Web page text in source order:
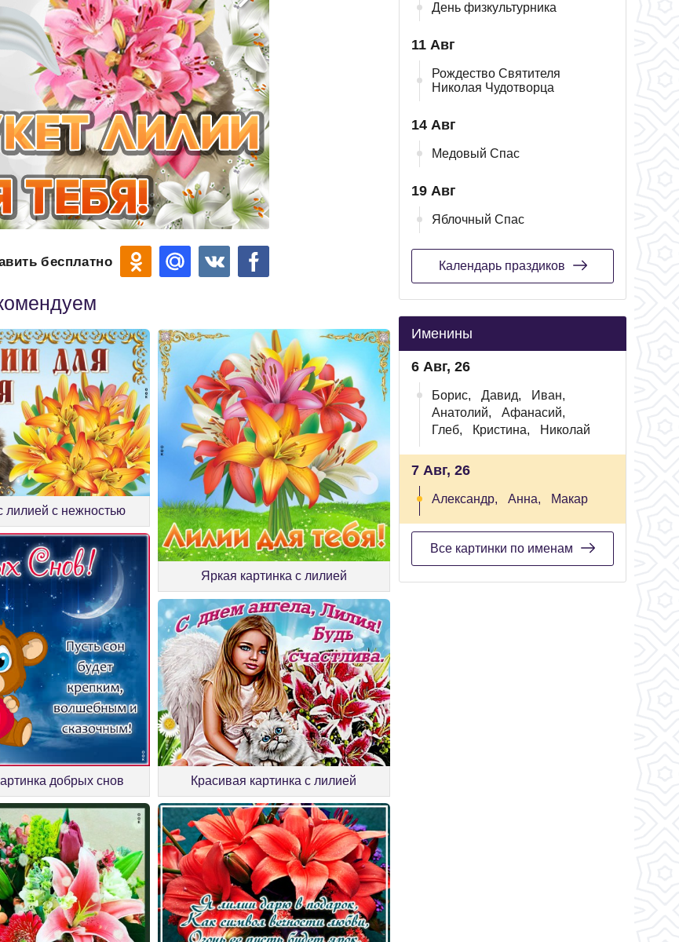
бесплатно
лилией с нежностью
Яркая картинка с лилией
добрых снов Красивая картинка с лилией
День физкультурника
11 Авг
Рождество Святителя
Николая Чудотворца
14 Авг
Медовый Спас
19 Авг
Яблочный Спас
Календарь праздиков
Именины
6 Авг, 26
Борис, Давид,
Иван,
Анатолий,
Афанасий,
Глеб,
Кристина, Николай
7 Авг, 26
Александр, Анна, Макар
Все картинки по именам